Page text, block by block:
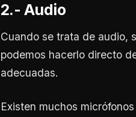
2.- Audio
Cuando se trata de audio,
podemos hacerlo directo
adecuadas.
Existen muchos